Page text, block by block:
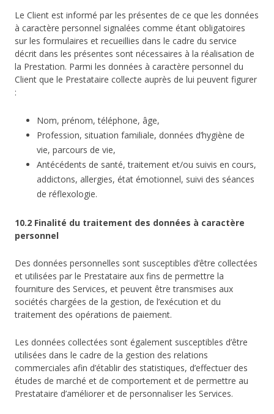
Le Client est informé par les présentes de ce que les données
à caractère personnel signalées comme étant obligatoires
sur les formulaires et recueillies dans le cadre du service
décrit dans les présentes sont nécessaires à la réalisation de
la Prestation. Parmi les données à caractère personnel du
Client que le Prestataire collecte auprès de lui peuvent figurer
:
Nom, prénom, téléphone, âge,
Profession, situation familiale, données d’hygiène de
vie, parcours de vie,
Antécédents de santé, traitement et/ou suivis en cours,
addictons, allergies, état émotionnel, suivi des séances
de réflexologie.
10.2 Finalité du traitement des données à caractère
personnel
Des données personnelles sont susceptibles d’être collectées
et utilisées par le Prestataire aux fins de permettre la
fourniture des Services, et peuvent être transmises aux
sociétés chargées de la gestion, de l’exécution et du
traitement des opérations de paiement.
Les données collectées sont également susceptibles d’être
utilisées dans le cadre de la gestion des relations
commerciales afin d’établir des statistiques, d’effectuer des
études de marché et de comportement et de permettre au
Prestataire d’améliorer et de personnaliser les Services.